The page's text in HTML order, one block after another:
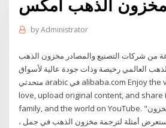
مخزون الذهب امكس
byAdministrator
من شركات التصنيع والمصادر مخزون الذهب
العالمي رخيصة وذات جودة عالية لأسواق
متحدثي arabic في alibaba.com Enjoy the videos and music you
love, upload original content, and share
family, and the world on YouTube. "تحقق من ترجمات ""مخزون
استعرض أمثلة لترجمة مخزون الذهب في جمل ،